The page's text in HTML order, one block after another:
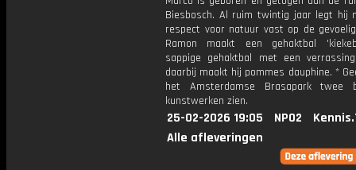
Biesbosch. Al ruim twintig jaar legt hij
respect voor natuur vast op de
Ramon maakt een gehaktbal
sappige gehaktbal met een
daarbij maakt hij pommes dauphine. *
het Amsterdamse Brasapark twee
kunstwerken zien.
25-02-2026 19:05 NPO2
Alle afleveringen